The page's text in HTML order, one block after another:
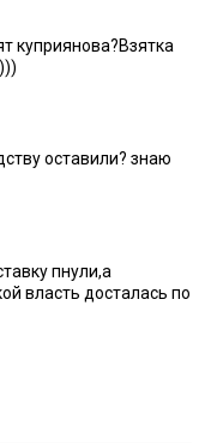
куприянова?Взятка
оставили? знаю
пнули,а
власть досталась по